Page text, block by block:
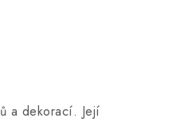
a dekorací. Její